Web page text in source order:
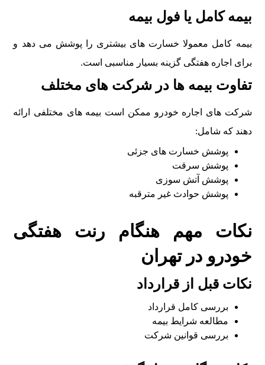
بیمه کامل یا فول بیمه
بیمه کامل معمولا خسارت های بیشتری را پوشش می دهد و
برای اجاره هفتگی گزینه بسیار مناسبی است.
تفاوت بیمه ها در شرکت های مختلف
شرکت های اجاره خودرو ممکن است بیمه های مختلفی ارائه
دهند که شامل:
پوشش خسارت های جزئی
پوشش سرقت
پوشش آتش سوزی
پوشش حوادث غیر مترقبه
نکات مهم هنگام رنت هفتگی
خودرو در تهران
نکات قبل از قرارداد
بررسی کامل قرارداد
مطالعه شرایط بیمه
بررسی قوانین شرکت